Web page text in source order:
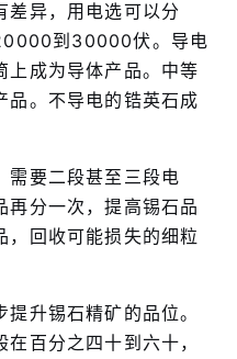
差异，用电选可以分
到30000伏。导电
上成为导体产品。中等
品。不导电的锆英石成
需要二段甚至三段电
再分一次，提高锡石品
，回收可能损失的细粒
升锡石精矿的品位。
百分之四十到六十，